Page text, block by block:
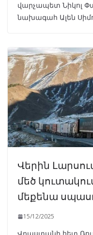
վարչապետ Նիկոլ
նախագահ Ալեն
Վերին
մեծ
մեքենա
15/12/2025